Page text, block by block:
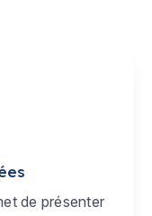
de présenter